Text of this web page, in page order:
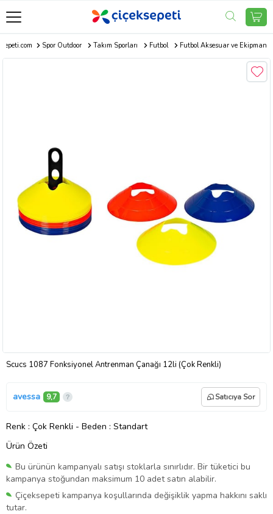
Spor Outdoor Takım Sporları Futbol Futbol Aksesuar ve Ekipman
Scucs 1087 Fonksiyonel Antrenman Çanağı 12li (Çok Renkli)
avessa 9,7 Satıcıya Sor
Renk : Çok Renkli - Beden : Standart
Ürün Özeti
Bu ürünün kampanyalı satışı stoklarla sınırlıdır. Bir tüketici bu
kampanya stoğundan maksimum 10 adet satın alabilir.
Çiçeksepeti kampanya koşullarında değişiklik yapma hakkını saklı
tutar.